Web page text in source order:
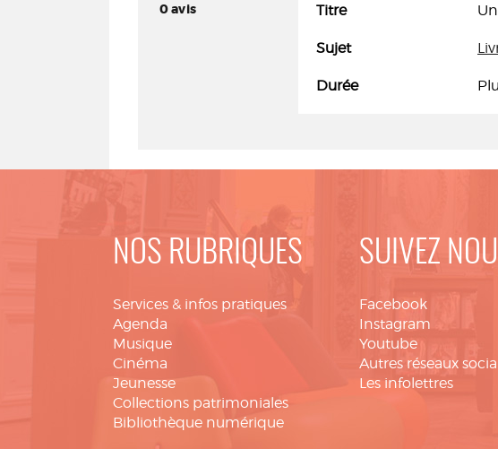
0avis Titre
Sujet
Durée
NOS RUBRIQUES
Services & infos pratiques
Agenda
Musique
Cinéma
Jeunesse
Collections patrimoniales
Bibliothèque numérique
SUIVEZ
Facebook
Instagram
Youtube
Autres réseaux
Les infolettres